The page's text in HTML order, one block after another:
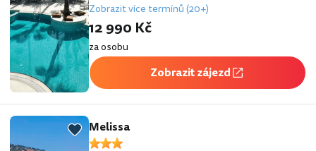
Zobrazit více termínů (20+)
12 990 Kč
za osobu
Zobrazit zájezd
Melissa